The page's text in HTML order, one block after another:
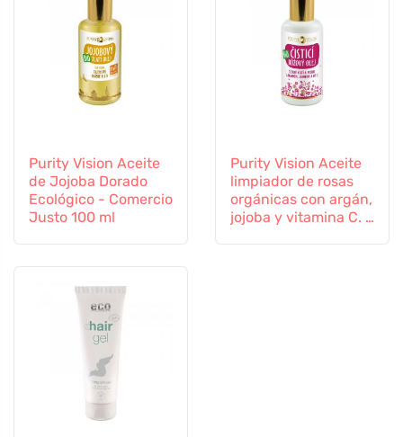
Purity Vision Aceite
de Jojoba Dorado
Ecológico - Comercio
Justo 100 ml
Purity Vision Aceite
limpiador de rosas
orgánicas con argán,
jojoba y vitamina C. E